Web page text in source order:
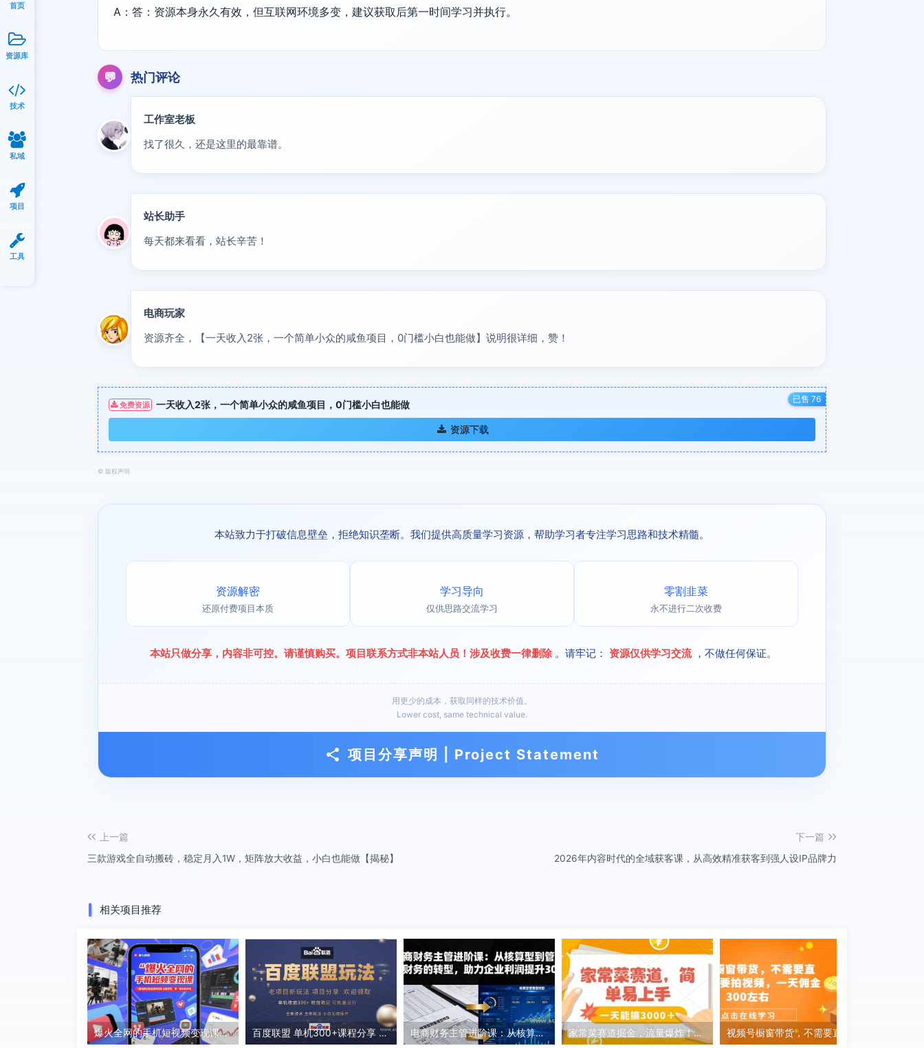
A：答：资源本身永久有效，但互联网环境多变，建议获取后第一时间学习并执行。
💬 热门评论
工作室老板
找了很久，还是这里的最靠谱。
站长助手
每天都来看看，站长辛苦！
电商玩家
资源齐全，【一天收入2张，一个简单小众的咸鱼项目，0门槛小白也能做】说明很详细，赞！
已售 76
免费资源 一天收入2张，一个简单小众的咸鱼项目，0门槛小白也能做
资源下载
© 版权声明
本站致力于打破信息壁垒，拒绝知识垄断。我们提供高质量学习资源，帮助学习者专注学习思路和技术精髓。
资源解密
还原付费项目本质
学习导向
仅供思路交流学习
零割韭菜
永不进行二次收费
本站只做分享，内容非可控。请谨慎购买。项目联系方式非本站人员！涉及收费一律删除 。请牢记： 资源仅供学习交流 ，不做任何保证。
用更少的成本，获取同样的技术价值。
Lower cost, same technical value.
项目分享声明 | Project Statement
上一篇
三款游戏全自动搬砖，稳定月入1W，矩阵放大收益，小白也能做【揭秘】
下一篇
2026年内容时代的全域获客课，从高效精准获客到强人设IP品牌力
相关项目推荐
爆火全网的手机短视频变现课，0基础教你拍摄剪辑涨粉运营变现，用一部手机挣钱 百度联盟 单机300+课程分享 小白可无脑操作 电商财务主管进阶课：从核算型到管理型财务的转型，助力企业利润提升30% 家常菜赛道掘金，流量爆炸！一天能搞‌3000＋不懂菜也能做，简单轻松且暴力！‌无脑操作就行了【揭秘】
首页
资源库
技术
私域
项目
工具